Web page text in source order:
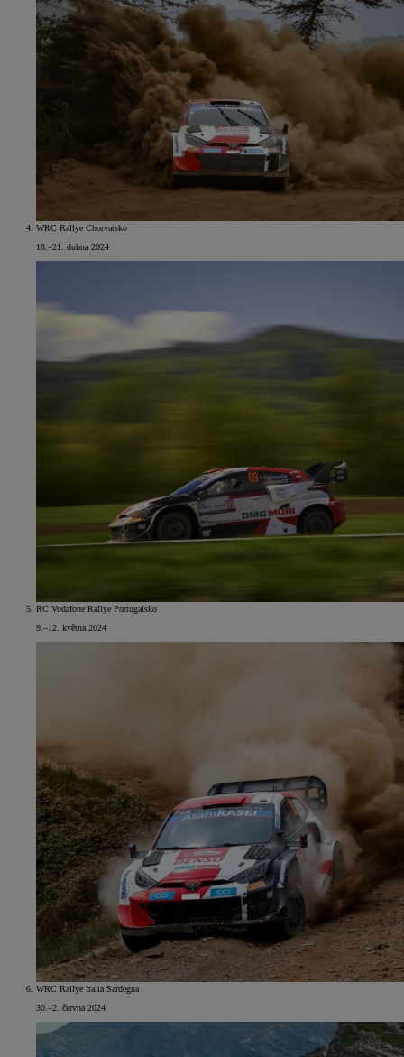
WRC Rallye Chorvatsko
18.–21. dubna 2024
RC Vodafone Rallye Portugalsko
9.–12. května 2024
WRC Rallye Italia Sardegna
30.–2. června 2024